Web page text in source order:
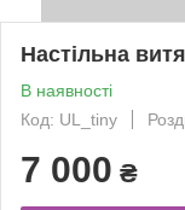
Настільна
В наявності
Код: UL_tiny
7 000 ₴